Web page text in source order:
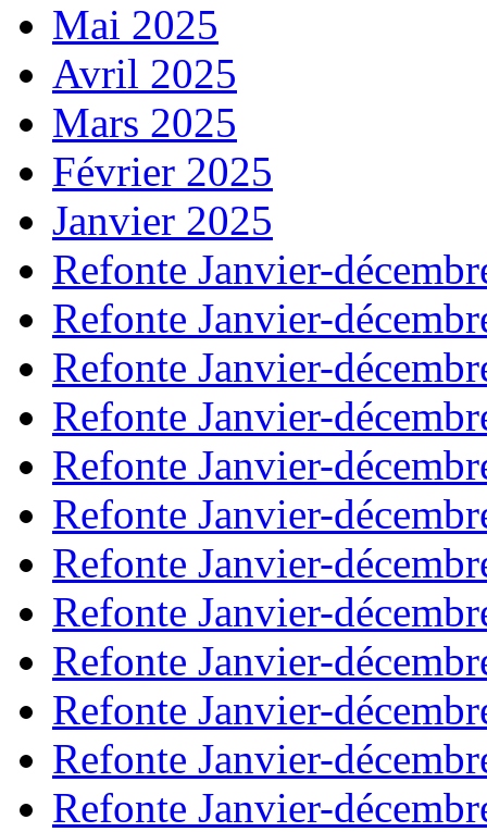
Mai 2025
Avril 2025
Mars 2025
Février 2025
Janvier 2025
Refonte Janvier-
Refonte Janvier-
Refonte Janvier-
Refonte Janvier-
Refonte Janvier-
Refonte Janvier-
Refonte Janvier-
Refonte Janvier-
Refonte Janvier-
Refonte Janvier-
Refonte Janvier-
Refonte Janvier-